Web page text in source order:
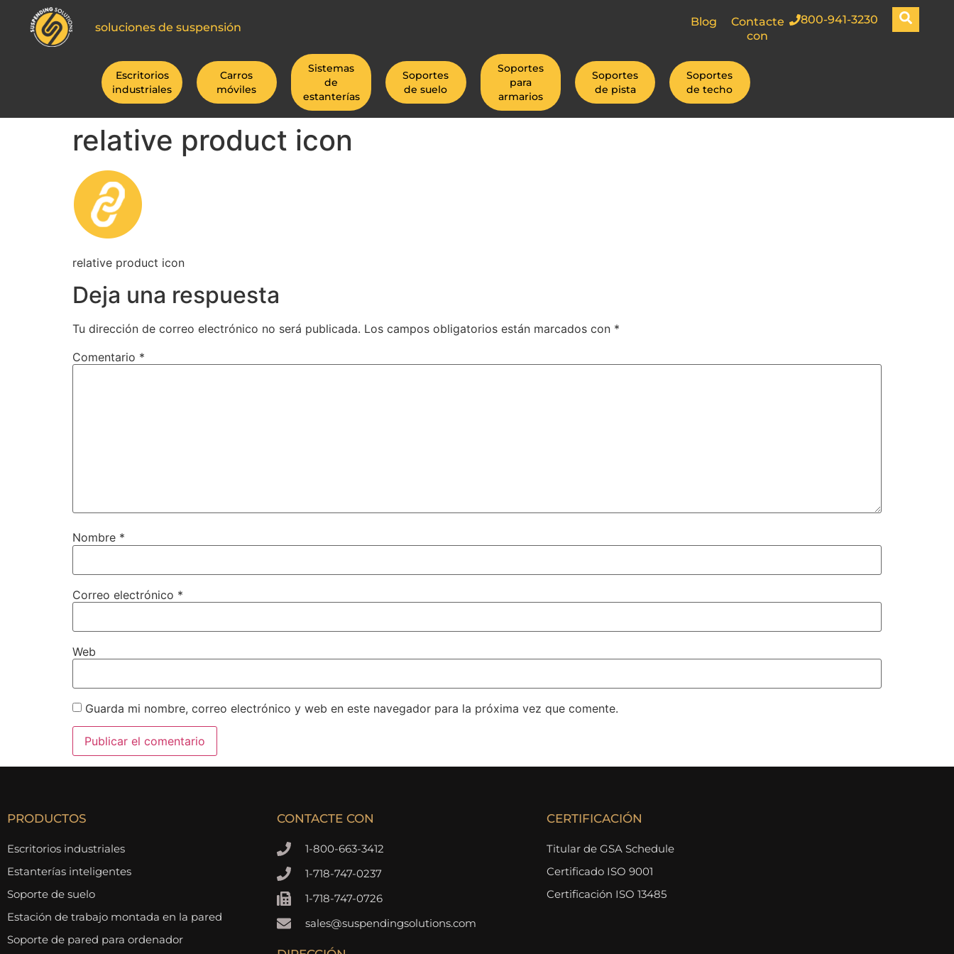
soluciones de suspensión Blog
Contacte
con
800-941-3230
Escritorios
industriales
Carros
móviles
Sistemas
de
estanterías
Soportes
de suelo
Soportes
para
armarios
Soportes
de pista
Soportes
de techo
relative product icon
relative product icon
Deja una respuesta
Tu dirección de correo electrónico no será publicada. Los campos obligatorios están marcados con *
Comentario *
Nombre *
Correo electrónico *
Web
Guarda mi nombre, correo electrónico y web en este navegador para la próxima vez que comente.
PRODUCTOS
Escritorios industriales
Estanterías inteligentes
Soporte de suelo
Estación de trabajo montada en la pared
Soporte de pared para ordenador
CONTACTE CON
1-800-663-3412
1-718-747-0237
1-718-747-0726
sales@suspendingsolutions.com
CERTIFICACIÓN
Titular de GSA Schedule
Certificado ISO 9001
Certificación ISO 13485